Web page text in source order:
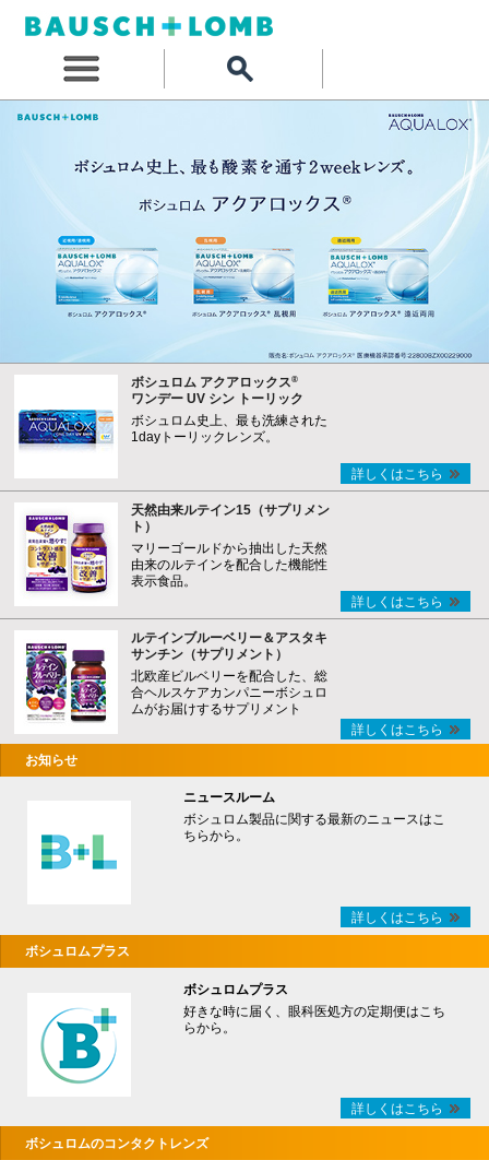
ボシュロム アクアロックス®
ワンデー UV シン トーリック
ボシュロム史上、最も洗練された
1dayトーリックレンズ。
詳しくはこちら
天然由来ルテイン15（サプリメン
ト）
マリーゴールドから抽出した天然
由来のルテインを配合した機能性
表示食品。
詳しくはこちら
ルテインブルーベリー＆アスタキ
サンチン（サプリメント）
北欧産ビルベリーを配合した、総
合ヘルスケアカンパニーボシュロ
ムがお届けするサプリメント
詳しくはこちら
お知らせ
ニュースルーム
ボシュロム製品に関する最新のニュースはこ
ちらから。
詳しくはこちら
ボシュロムプラス
ボシュロムプラス
好きな時に届く、眼科医処方の定期便はこち
らから。
詳しくはこちら
ボシュロムのコンタクトレンズ